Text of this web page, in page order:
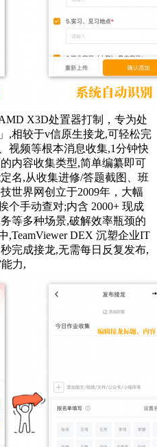
X3D处置器打制，专为处
,相较于v信原生接龙,可轻松完
视频等根本消息收集,1分钟快
内容收集类型,简单编纂即可
名,从收集进修/答题截图、班
世界网创立于2009年，大幅
个手动查对;内含 2000+ 现成
等多种场景,破解效率瓶颈的
,TeamViewer DEX 沉塑企业IT
完成接龙,无需每日反复发布,
力,